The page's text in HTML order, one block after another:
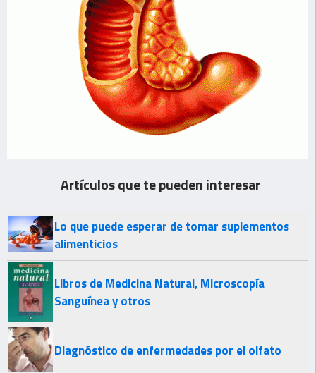
Artículos que te pueden interesar
Lo que puede esperar de tomar suplementos
alimenticios
Libros de Medicina Natural, Microscopía
Sanguínea y otros
Diagnóstico de enfermedades por el olfato